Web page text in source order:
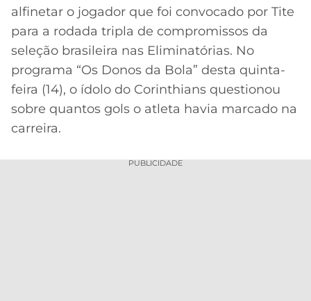
INDICAÇÃO
BET365
CÓDIGO
BETANO
MELHORES
DE
SÃO
PAULO
SANTOS
FLAMENGO
FLUMINENSE
LIBERTADORES
COPA
DO
BRASIL
PREMIER
LEAGUE
COPA
DA
BOLA
PALPITES
alfinetar o jogador que foi convocado por Tite
para a rodada tripla de compromissos da
seleção brasileira nas Eliminatórias. No
programa “Os Donos da Bola” desta quinta-
feira (14), o ídolo do Corinthians questionou
sobre quantos gols o atleta havia marcado na
carreira.
PUBLICIDADE